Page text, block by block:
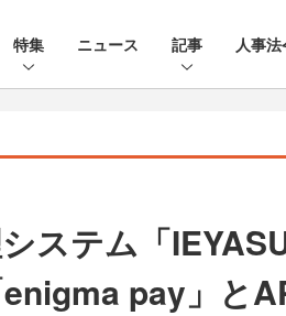
特集 ニュース 記事 人事
ステム「
pay」と